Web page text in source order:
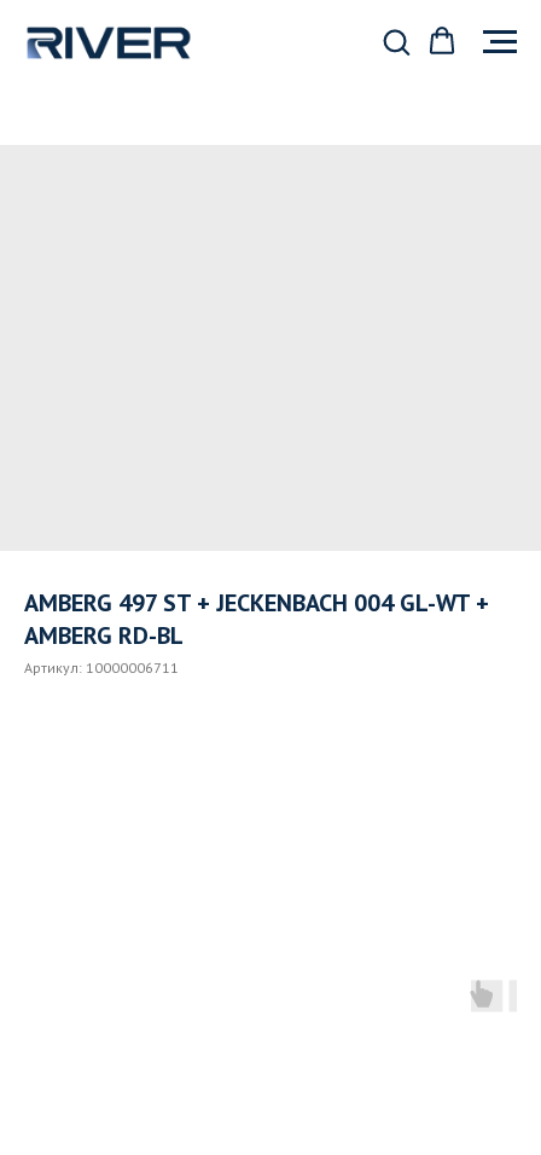
AMBERG 497 ST + JECKENBACH 004 GL-WT +
AMBERG RD-BL
Артикул: 10000006711